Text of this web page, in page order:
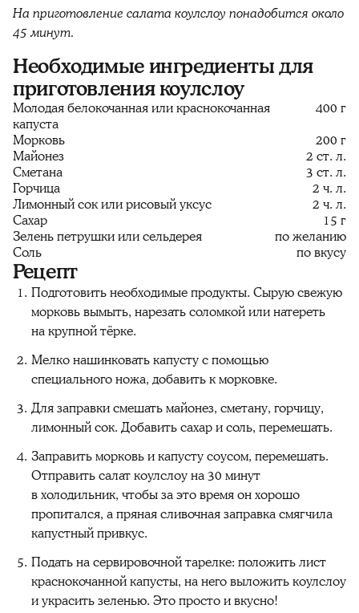
На приготовление салата коулслоу понадобится около
45 минут.
Необходимые ингредиенты для
приготовления коулслоу
Молодая белокочанная или краснокочанная
капуста
400 г
Морковь
200 г
Майонез
2 ст. л.
Сметана
3 ст. л.
Горчица
2 ч. л.
Лимонный сок или рисовый уксус
2 ч. л.
Сахар
15 г
Зелень петрушки или сельдерея
по желанию
Соль
по вкусу
Рецепт
Подготовить необходимые продукты. Сырую свежую
морковь вымыть, нарезать соломкой или натереть
на крупной тёрке.
Мелко нашинковать капусту с помощью
специального ножа, добавить к морковке.
Для заправки смешать майонез, сметану, горчицу,
лимонный сок. Добавить сахар и соль, перемешать.
Заправить морковь и капусту соусом, перемешать.
Отправить салат коулслоу на 30 минут
в холодильник, чтобы за это время он хорошо
пропитался, а пряная сливочная заправка смягчила
капустный привкус.
Подать на сервировочной тарелке: положить лист
краснокочанной капусты, на него выложить коулслоу
и украсить зеленью. Это просто и вкусно!